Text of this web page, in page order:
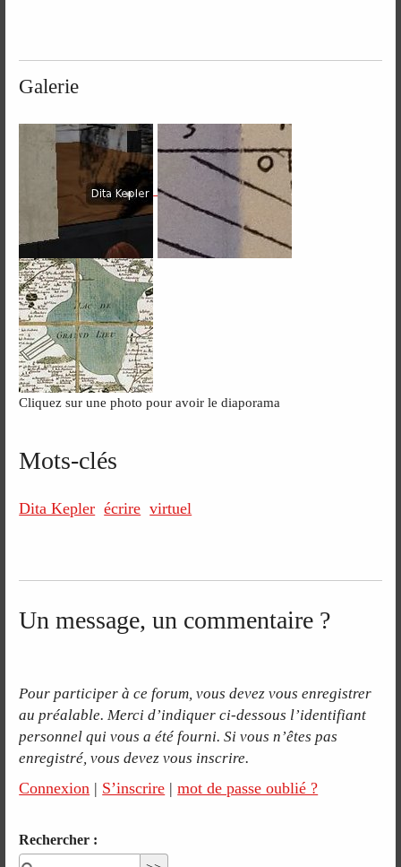
Galerie
Cliquez sur une photo pour avoir le diaporama
Mots-clés
Dita Kepler écrire virtuel
Un message, un commentaire ?
Pour participer à ce forum, vous devez vous enregistrer
au préalable. Merci d’indiquer ci-dessous l’identifiant
personnel qui vous a été fourni. Si vous n’êtes pas
enregistré, vous devez vous inscrire.
Connexion | S’inscrire |mot de passe oublié ?
Rechercher :